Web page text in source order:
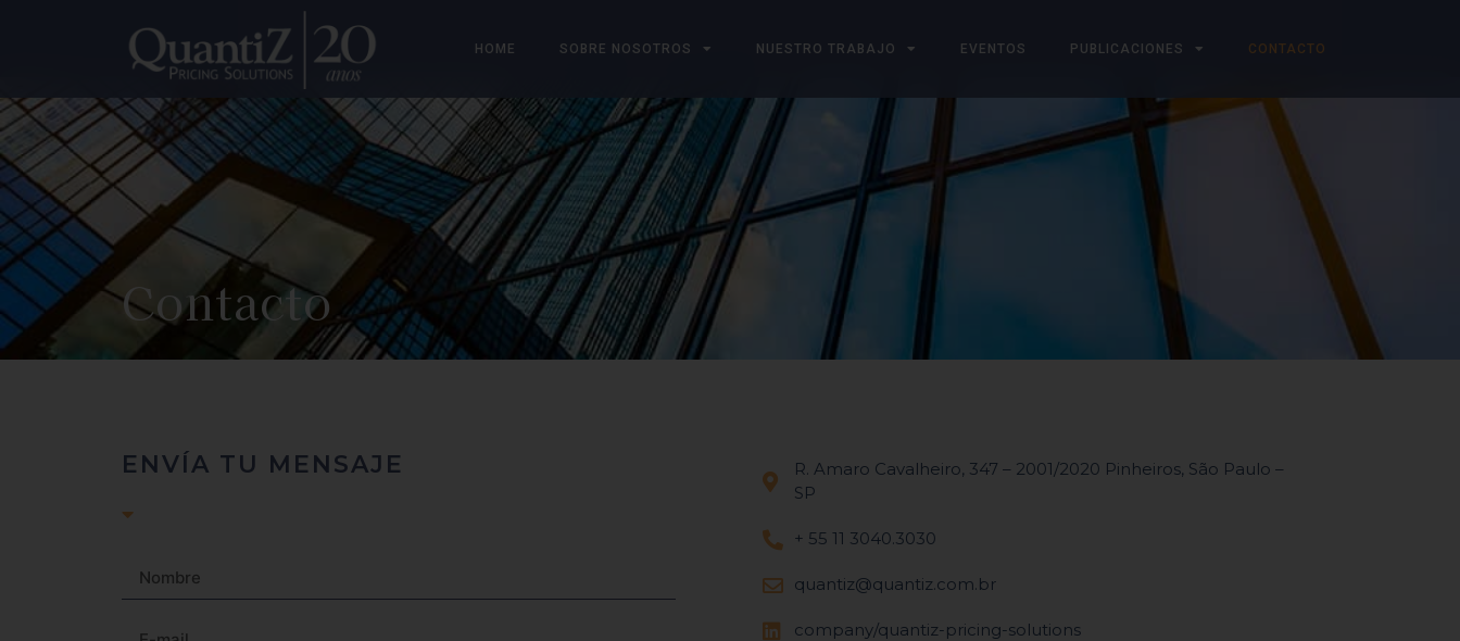
HOME SOBRE NOSOTROS NUESTRO TRABAJO EVENTOS PUBLICACIONES CONTACTO
Contacto
ENVÍA TU MENSAJE
R. Amaro Cavalheiro, 347 – 2001/2020 Pinheiros, São Paulo –
SP
+ 55 11 3040.3030
quantiz@quantiz.com.br
company/quantiz-pricing-solutions